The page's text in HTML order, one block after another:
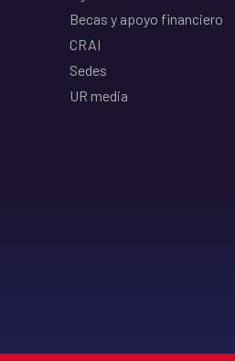
Becas y apoyo financiero
CRAI
Sedes
UR media